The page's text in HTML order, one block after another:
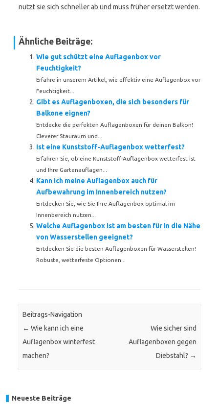
nutzt sie sich schneller ab und muss früher ersetzt werden.
Ähnliche Beiträge:
Wie gut schützt eine Auflagenbox vor
Feuchtigkeit?
Erfahre in unserem Artikel, wie effektiv eine Auflagenbox vor
Feuchtigkeit...
Gibt es Auflagenboxen, die sich besonders für
Balkone eignen?
Entdecke die perfekten Auflagenboxen für deinen Balkon!
Cleverer Stauraum und...
Ist eine Kunststoff-Auflagenbox wetterfest?
Erfahren Sie, ob eine Kunststoff-Auflagenbox wetterfest ist
und Ihre Gartenauflagen...
Kann ich meine Auflagenbox auch für
Aufbewahrung im Innenbereich nutzen?
Entdecken Sie, wie Sie Ihre Auflagenbox optimal im
Innenbereich nutzen...
Welche Auflagenbox ist am besten für in die Nähe
von Wasserstellen geeignet?
Entdecken Sie die besten Auflagenboxen für Wasserstellen!
Robuste, wetterfeste Optionen...
Beitrags-Navigation
← Wie kann ich eine
Auflagenbox winterfest
machen?
Wie sicher sind
Auflagenboxen gegen
Diebstahl? →
Neueste Beiträge